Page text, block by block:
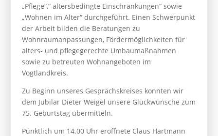
„Pflege“,“ altersbedingte Einschränkungen“ sowie
„Wohnen im Alter“ durchgeführt. Einen Schwerpunkt
der Arbeit bilden die Beratungen zu
Wohnraumanpassungen, Fördermöglichkeiten für
alters- und pflegegerechte Umbaumaßnahmen
sowie zu betreuten Wohnangeboten im
Vogtlandkreis.
Zu Beginn unseres Gesprächskreises konnten wir
dem Jubilar Dieter Weigel unsere Glückwünsche zum
75. Geburtstag übermitteln.
Pünktlich um 14.00 Uhr eröffnete Claus Hartmann